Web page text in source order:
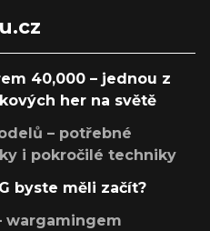
40,000 – jednou z
her na světě
– potřebné
i pokročilé techniky
byste měli začít?
wargamingem